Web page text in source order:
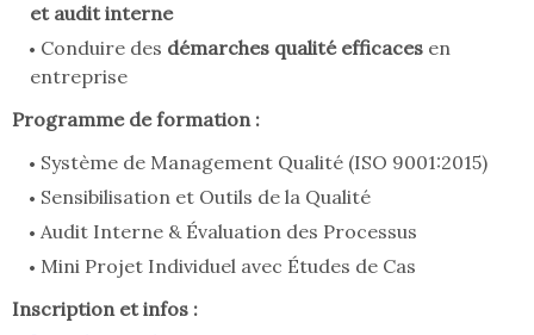
et audit interne
Conduire des démarches qualité efficaces en
entreprise
Programme de formation :
Système de Management Qualité (ISO 9001:2015)
Sensibilisation et Outils de la Qualité
Audit Interne & Évaluation des Processus
Mini Projet Individuel avec Études de Cas
Inscription et infos :